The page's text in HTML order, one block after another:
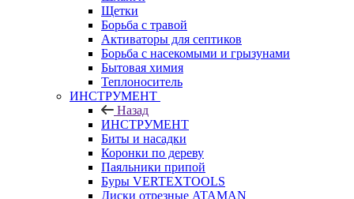
Щетки
Борьба с травой
Активаторы для септиков
Борьба с насекомыми и грызунами
Бытовая химия
Теплоноситель
ИНСТРУМЕНТ
Назад
ИНСТРУМЕНТ
Биты и насадки
Коронки по дереву
Паяльники припой
Буры VERTEXTOOLS
Диски отрезные ATAMAN